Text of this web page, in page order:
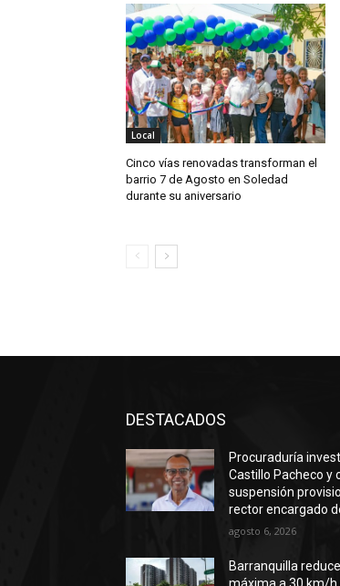
Local
Cinco vías renovadas transforman el
barrio 7 de Agosto en Soledad
durante su aniversario
DESTACADOS
Procuraduría
Castillo Pacheco y
suspensión
rector encargado
agosto 6, 2026
Barranquilla